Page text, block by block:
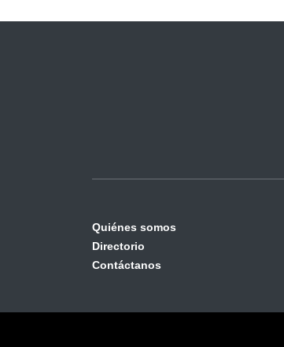
Quiénes somos
Directorio
Contáctanos